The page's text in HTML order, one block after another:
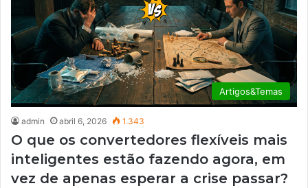
Artigos&Temas
admin abril 6, 2026 1.343
O que os convertedores flexíveis mais
inteligentes estão fazendo agora, em
vez de apenas esperar a crise passar?